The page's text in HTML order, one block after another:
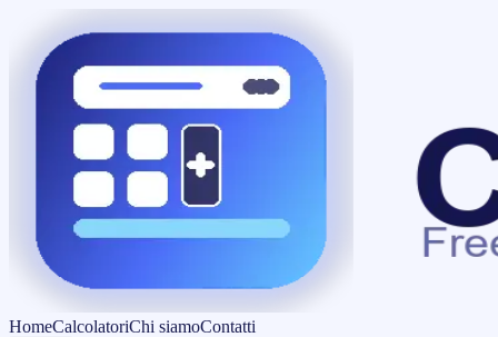
HomeCalcolatoriChi siamoContatti